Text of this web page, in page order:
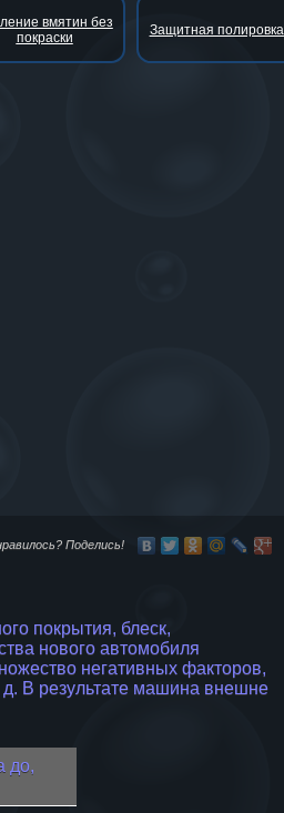
вмятин без
покраски
Защитная полировка
Поделись!
покрытия, блеск,
нового автомобиля
негативных факторов,
д. В результате машина внешне
до,